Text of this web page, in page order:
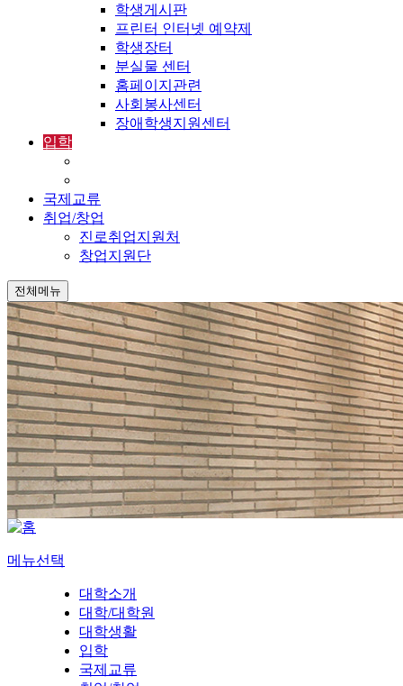
학생게시판
프린터 인터넷 예약제
학생장터
분실물 센터
홈페이지관련
사회봉사센터
장애학생지원센터
입학
국제교류
취업/창업
진로취업지원처
창업지원단
전체메뉴
메뉴선택
대학소개
대학/대학원
대학생활
입학
국제교류